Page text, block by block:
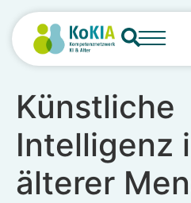
content
Künstliche
Intelligenz
älterer